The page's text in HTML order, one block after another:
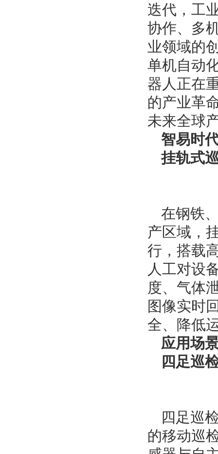
迭代， 工
协作、 多
业领域的
单机自动
器人正在
的产业革
未来全球
智易时
挂轨式
在钢铁
产区域，
行，搭载
人工对设
度、气体
图像实时
全、降低
应用场
四足巡
四足巡
的移动巡